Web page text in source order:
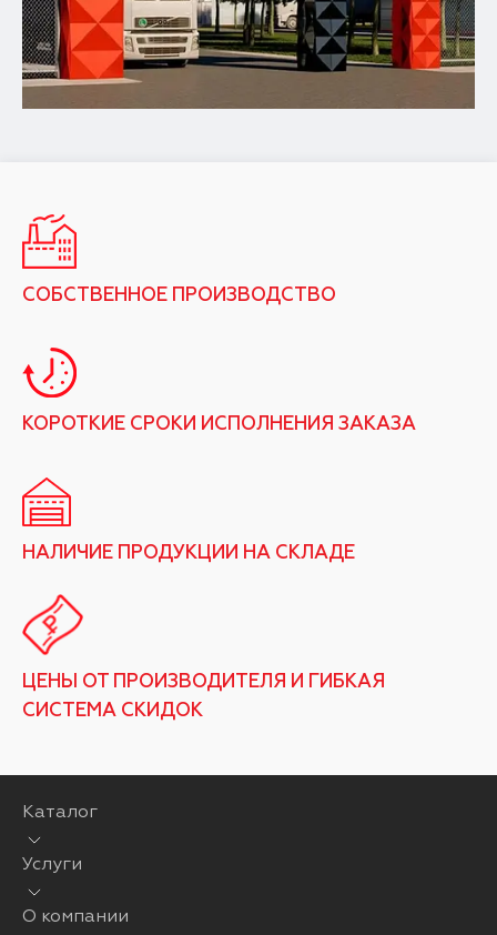
СОБСТВЕННОЕ ПРОИЗВОДСТВО
КОРОТКИЕ СРОКИ ИСПОЛНЕНИЯ ЗАКАЗА
НАЛИЧИЕ ПРОДУКЦИИ НА СКЛАДЕ
ЦЕНЫ ОТ ПРОИЗВОДИТЕЛЯ И ГИБКАЯ
СИСТЕМА СКИДОК
Каталог
Услуги
О компании